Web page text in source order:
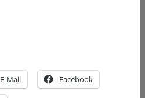
E-Mail Facebook